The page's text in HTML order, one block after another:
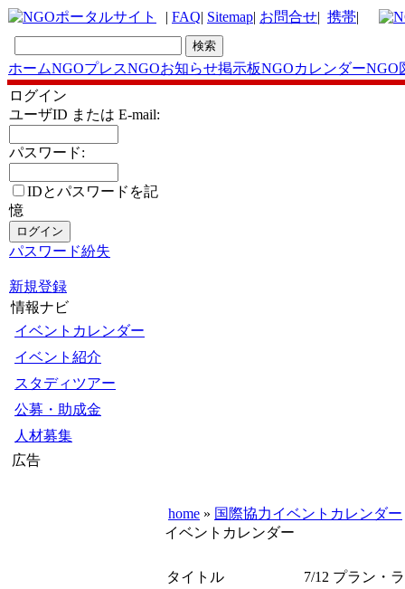
| FAQ| Sitemap| お問合せ| 携帯|
ホームNGOプレスNGOお知らせ掲示板NGOカレンダーNGO
ログイン
ユーザID または E-mail:
パスワード:
IDとパスワードを記
憶
パスワード紛失
新規登録
情報ナビ
イベントカレンダー
イベント紹介
スタディツアー
公募・助成金
人材募集
広告
home » 国際協力イベントカレンダー
イベントカレンダー
タイトル
7/12 プラン・